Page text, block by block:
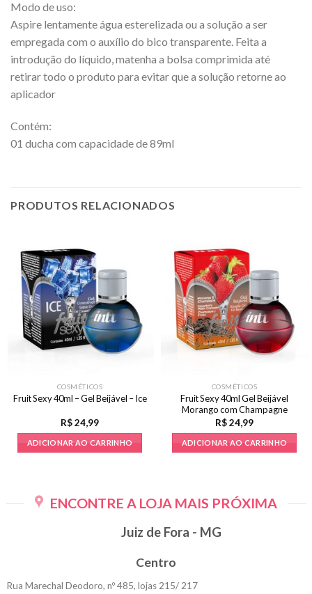
Modo de uso:
Aspire lentamente água esterelizada ou a solução a ser
empregada com o auxílio do bico transparente. Feita a
introdução do líquido, matenha a bolsa comprimida até
retirar todo o produto para evitar que a solução retorne ao
aplicador
Contém:
01 ducha com capacidade de 89ml
PRODUTOS RELACIONADOS
COSMÉTICOS
Fruit Sexy 40ml – Gel Beijável – Ice
R$24,99
ADICIONAR AO CARRINHO
COSMÉTICOS
Fruit Sexy 40ml Gel Beijável
Morango com Champagne
R$24,99
ADICIONAR AO CARRINHO
ENCONTRE A LOJA MAIS PRÓXIMA
Juiz de Fora - MG
Centro
Rua Marechal Deodoro, nº 485, lojas 215/ 217